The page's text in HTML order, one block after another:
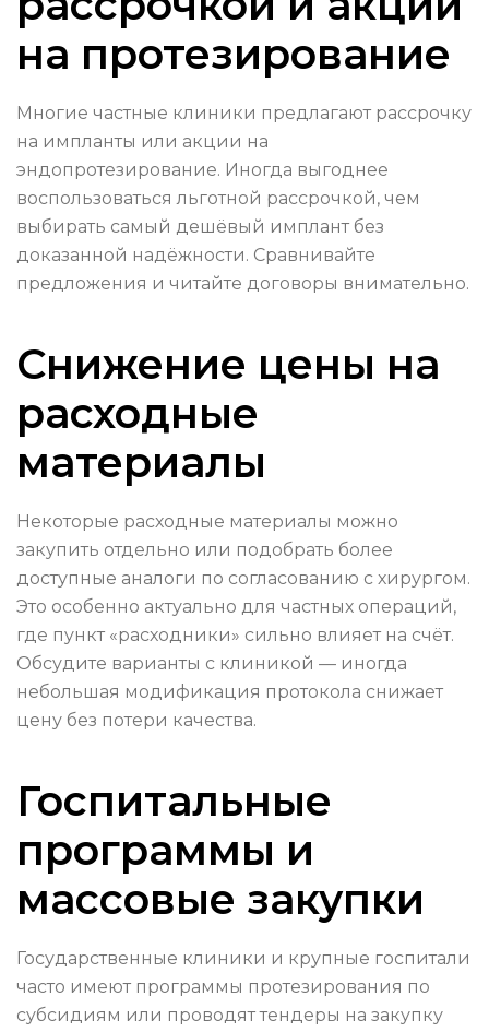
на протезирование
Многие частные клиники предлагают рассрочку
на импланты или акции на
эндопротезирование. Иногда выгоднее
воспользоваться льготной рассрочкой, чем
выбирать самый дешёвый имплант без
доказанной надёжности. Сравнивайте
предложения и читайте договоры внимательно.
Снижение цены на
расходные
материалы
Некоторые расходные материалы можно
закупить отдельно или подобрать более
доступные аналоги по согласованию с хирургом.
Это особенно актуально для частных операций,
где пункт «расходники» сильно влияет на счёт.
Обсудите варианты с клиникой — иногда
небольшая модификация протокола снижает
цену без потери качества.
Госпитальные
программы и
массовые закупки
Государственные клиники и крупные госпитали
часто имеют программы протезирования по
субсидиям или проводят тендеры на закупку